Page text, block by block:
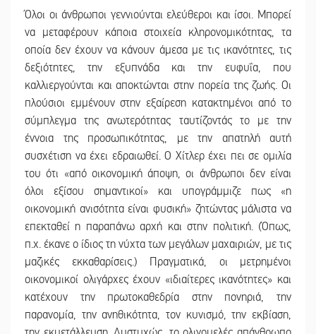
Όλοι οι άνθρωποι γεννιούνται ελεύθεροι και ίσοι. Μπορεί
να μεταφέρουν κάποια στοιχεία κληρονομικότητας, τα
οποία δεν έχουν να κάνουν άμεσα με τις ικανότητες, τις
δεξιότητες, την εξυπνάδα και την ευφυΐα, που
καλλιεργούνται και αποκτώνται στην πορεία της ζωής. Οι
πλούσιοι εμμένουν στην εξαίρεση κατακτημένοι από το
σύμπλεγμα της ανωτερότητας ταυτίζοντάς το με την
έννοια της προσωπικότητας, με την απατηλή αυτή
συσχέτιση να έχει εδραιωθεί. Ο Χίτλερ έχει πει σε ομιλία
του ότι «από οικονομική άποψη, οι άνθρωποι δεν είναι
όλοι εξίσου σημαντικοί» και υπογράμμιζε πως «η
οικονομική ανισότητα είναι φυσική» ζητώντας μάλιστα να
επεκταθεί η παραπάνω αρχή και στην πολιτική. (Όπως,
π.χ. έκανε ο ίδιος τη νύχτα των μεγάλων μαχαιριών, με τις
μαζικές εκκαθαρίσεις.) Πραγματικά, οι μετρημένοι
οικονομικοί ολιγάρχες έχουν «ιδιαίτερες ικανότητες» και
κατέχουν την πρωτοκαθεδρία στην πονηριά, την
παρανομία, την ανηθικότητα, τον κυνισμό, την εκβίαση,